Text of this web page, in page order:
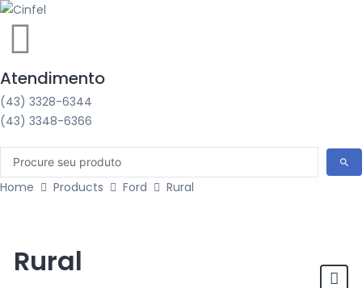
Atendimento
(43) 3328-6344
(43) 3348-6366
Home Products Ford Rural
Rural